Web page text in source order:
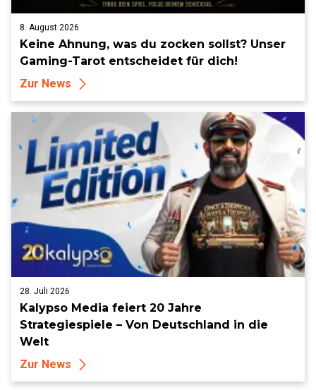
8. August 2026
Keine Ahnung, was du zocken sollst? Unser
Gaming-Tarot entscheidet für dich!
Zur News
28. Juli 2026
Kalypso Media feiert 20 Jahre
Strategiespiele – Von Deutschland in die
Welt
Zur News